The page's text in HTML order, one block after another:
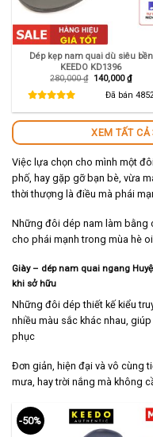
Dép kẹp nam quai dù siêu bền
KEEDO KD1396
280,000₫ Giá
140,000₫Giá
hiện
tại
Đã bán
XEM TẤT
Việc lựa chọn cho mình một
phố, hay gặp gỡ bạn bè, vừa
thời thượng là điều mà phái
Những đôi dép nam làm bằng
cho phái mạnh trong mùa hè
Giày – dép nam quai ngang
khi sở hữu
Những đôi dép thiết kế kiểu
nhiều màu sắc khác nhau,
phục
Đơn giản, hiện đại và vô cùng
mưa, hay trời nắng mà không
-50%